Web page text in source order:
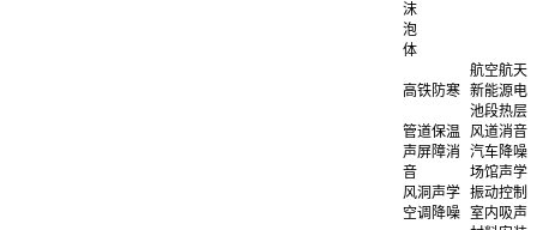
沫
泡
体
航空航天
高铁防寒 新能源电
池段热层
管道保温
风道消音
声屏障消
音
汽车降噪
场馆声学
风洞声学 振动控制
空调降噪 室内吸声